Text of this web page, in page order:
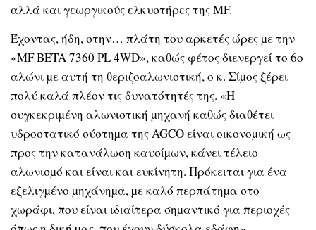
αλλά και γεωργικούς ελκυστήρες της MF.
Έχοντας, ήδη, στην… πλάτη του αρκετές ώρες µε την
«MF BETA 7360 PL 4WD», καθώς φέτος διενεργεί το 6ο
αλώνι µε αυτή τη θεριζοαλωνιστική, ο κ. Σίµος ξέρει
πολύ καλά πλέον τις δυνατότητές της. «Η
συγκεκριµένη αλωνιστική µηχανή καθώς διαθέτει
υδροστατικό σύστηµα της AGCO είναι οικονοµική ως
προς την κατανάλωση καυσίµων, κάνει τέλειο
αλωνισµό και είναι και ευκίνητη. Πρόκειται για ένα
εξελιγµένο µηχάνηµα, µε καλό περπάτηµα στο
χωράφι, που είναι ιδιαίτερα σηµαντικό για περιοχές